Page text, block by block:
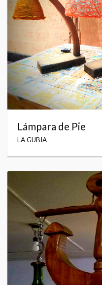
Lámpara de Pie
LA GUBIA